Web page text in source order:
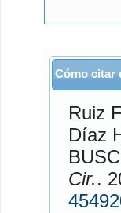
Cómo citar
Ruiz
Díaz
Cir.